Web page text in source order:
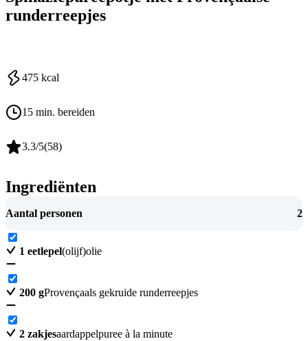
runderreepjes
475 kcal
15 min. bereiden
3.3/5(58)
Ingrediënten
Aantal personen 2
1 eetlepel(olijf)olie
200 gProvençaals gekruide runderreepjes
2 zakjesaardappelpuree à la minute